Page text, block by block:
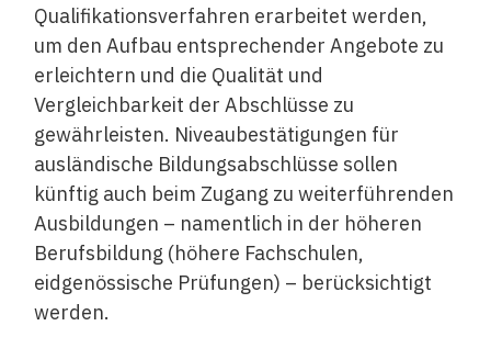
Qualifikationsverfahren erarbeitet werden,
um den Aufbau entsprechender Angebote zu
erleichtern und die Qualität und
Vergleichbarkeit der Abschlüsse zu
gewährleisten. Niveaubestätigungen für
ausländische Bildungsabschlüsse sollen
künftig auch beim Zugang zu weiterführenden
Ausbildungen – namentlich in der höheren
Berufsbildung (höhere Fachschulen,
eidgenössische Prüfungen) – berücksichtigt
werden.